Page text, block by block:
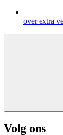
over extra
Volg ons